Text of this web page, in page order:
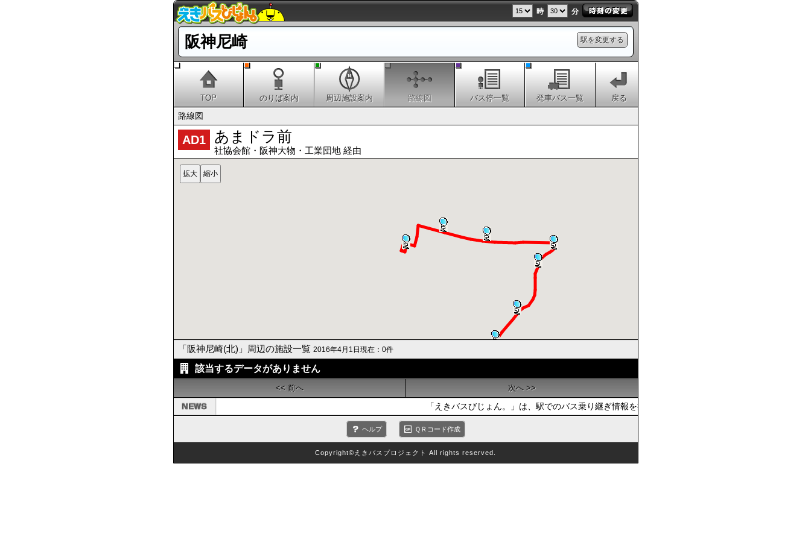
時 分
駅を変更する
阪神尼崎
TOP のりば案内 周辺施設案内 路線図 バス停一覧 発車バス一覧 戻る
路線図
AD1 あまドラ前
社協会館・阪神大物・工業団地 経由
「阪神尼崎(北)」周辺の施設一覧 2016年4月1日現在：0件
該当するデータがありません
<< 前へ 次へ >>
「えきバスびじょん。」は、駅でのバス乗り継ぎ情報を提供しています。おでかけの際は、公共交通
ヘルプ ＱＲコード作成
Copyright©えきバスプロジェクト All rights reserved.